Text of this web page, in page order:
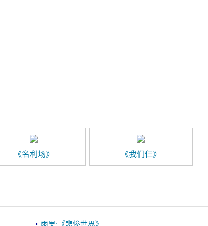
《名利场》 《我们仨》
雨果:《悲惨世界》